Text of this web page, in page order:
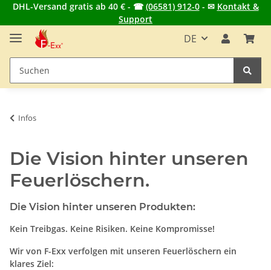
DHL-Versand gratis ab 40 € - ☎ (06581) 912-0- ✉ Kontakt &
Support
DE
Infos
Die Vision hinter unseren
Feuerlöschern.
Die Vision hinter unseren Produkten:
Kein Treibgas. Keine Risiken. Keine Kompromisse!
Wir von F-Exx verfolgen mit unseren Feuerlöschern ein
klares Ziel: